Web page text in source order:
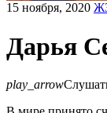
15 ноября, 2020
Дарья
play_arrow